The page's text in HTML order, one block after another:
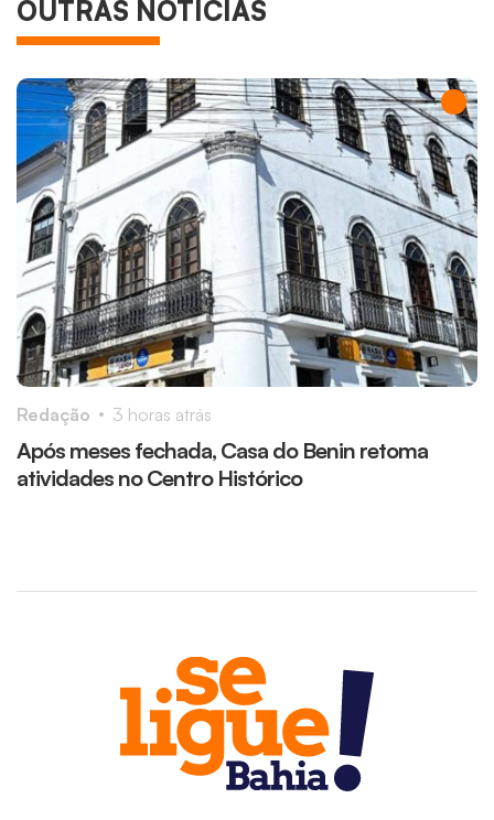
OUTRAS NOTÍCIAS
Após meses fechada, Casa do Benin retoma
atividades no Centro Histórico
Redação 3 horas atrás